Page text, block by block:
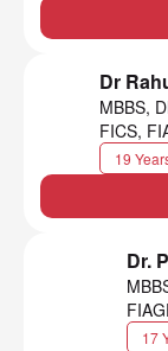
Dr
MBBS,
FICS,
19
Dr.
17